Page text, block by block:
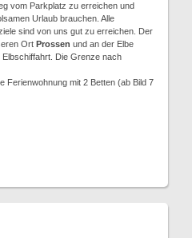
vom Parkplatz zu erreichen und
Urlaub brauchen. Alle
sind von uns gut zu erreichen. Der
Ort Prossen und an der Elbe
Die Grenze nach
Ferienwohnung mit 2 Betten (ab Bild 7